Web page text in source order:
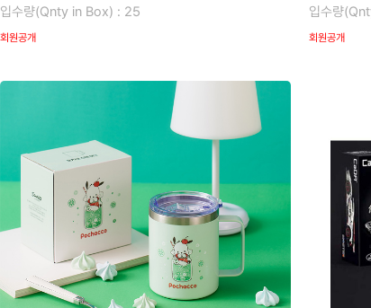
입수량(Qnty in Box) : 25
회원공개
입수량
회원공개